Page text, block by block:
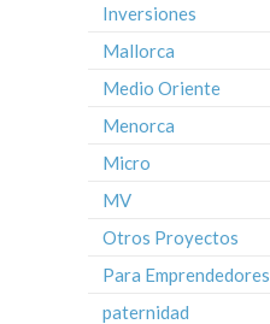
Inversiones
Mallorca
Medio Oriente
Menorca
Micro
MV
Otros Proyectos
Para Emprendedores
paternidad